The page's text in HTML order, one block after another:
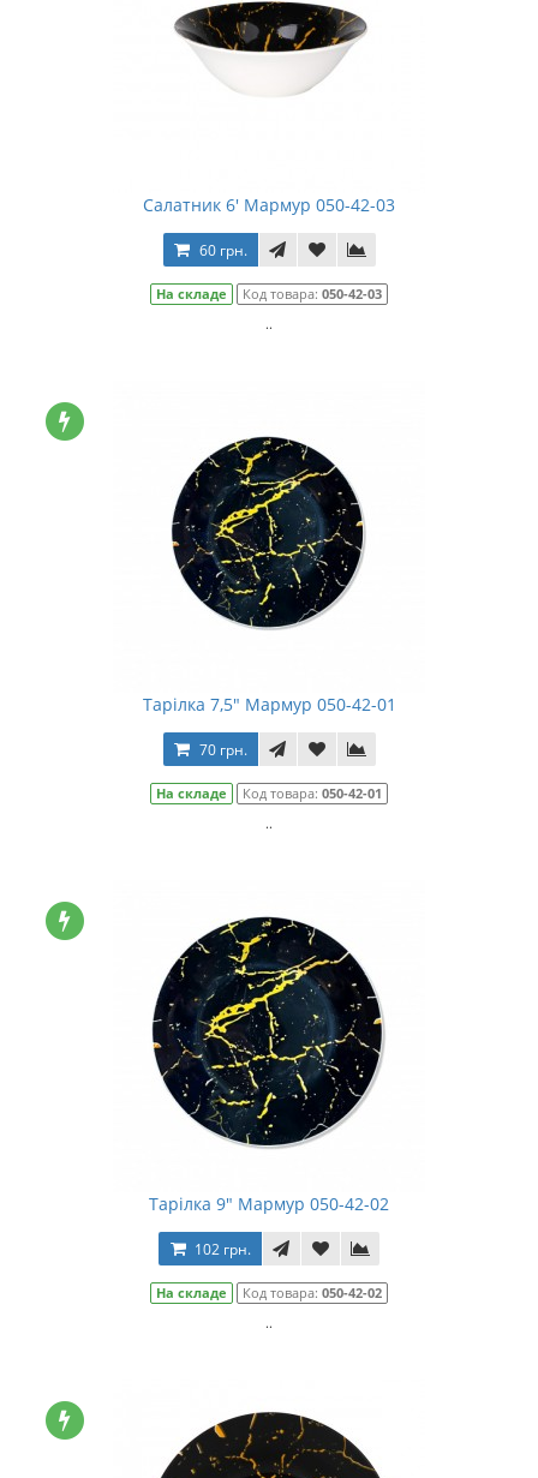
Салатник 6' Мармур 050-42-03
60 грн.
На складе Код товара: 050-42-03
..
Тарілка 7,5" Мармур 050-42-01
70 грн.
На складе Код товара: 050-42-01
..
Тарілка 9" Мармур 050-42-02
102 грн.
На складе Код товара: 050-42-02
..